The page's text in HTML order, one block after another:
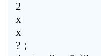
2
x
x
?；